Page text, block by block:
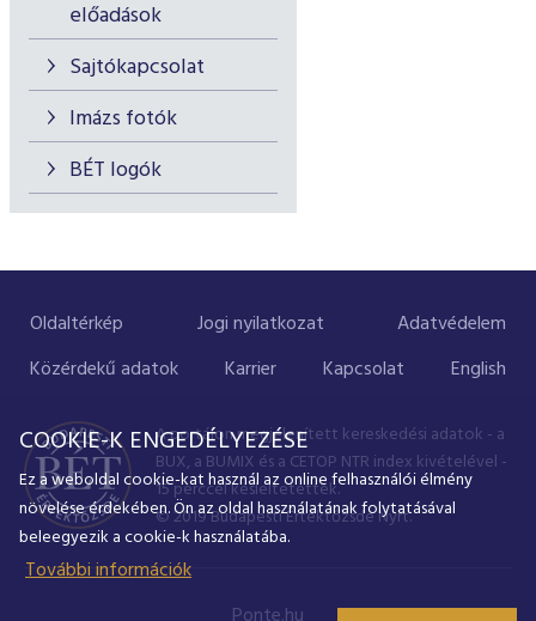
előadások
Sajtókapcsolat
Imázs fotók
BÉT logók
Oldaltérkép Jogi nyilatkozat
Adatvédelem
Közérdekű adatok
Karrier Kapcsolat English
A portálon megjelenített kereskedési adatok - a
BUX, a BUMIX és a CETOP NTR index kivételével -
15 perccel késleltetettek.
© 2019 Budapesti Értéktőzsde Nyrt.
COOKIE-K ENGEDÉLYEZÉSE
Ez a weboldal cookie-kat használ az online felhasználói élmény
növelése érdekében. Ön az oldal használatának folytatásával
beleegyezik a cookie-k használatába.
További információk